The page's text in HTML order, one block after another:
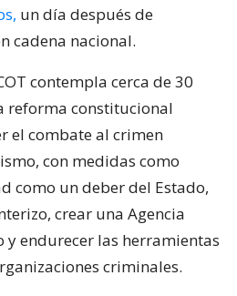
un día después de
cadena nacional.
contempla cerca de 30
reforma constitucional
el combate al crimen
con medidas como
como un deber del Estado,
crear una Agencia
y endurecer las herramientas
criminales.